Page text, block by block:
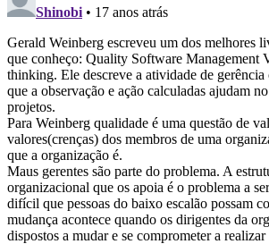
Shinobi • 17 anos atrás
Gerald Weinberg escreveu um dos melhores
que conheço: Quality Software Management
thinking. Ele descreve a atividade de gerência
que a observação e ação calculadas ajudam
projetos.
Para Weinberg qualidade é uma questão de
valores(crenças) dos membros de uma
que a organização é.
Maus gerentes são parte do problema. A
organizacional que os apoia é o problema a
difícil que pessoas do baixo escalão possam
mudança acontece quando os dirigentes da
dispostos a mudar e se comprometer a realizar